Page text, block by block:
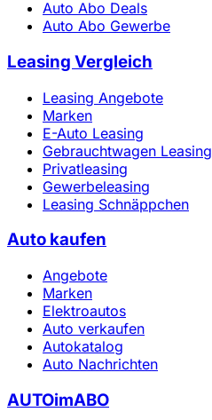
Auto Abo Deals
Auto Abo Gewerbe
Leasing Vergleich
Leasing Angebote
Marken
E-Auto Leasing
Gebrauchtwagen Leasing
Privatleasing
Gewerbeleasing
Leasing Schnäppchen
Auto kaufen
Angebote
Marken
Elektroautos
Auto verkaufen
Autokatalog
Auto Nachrichten
AUTOimABO